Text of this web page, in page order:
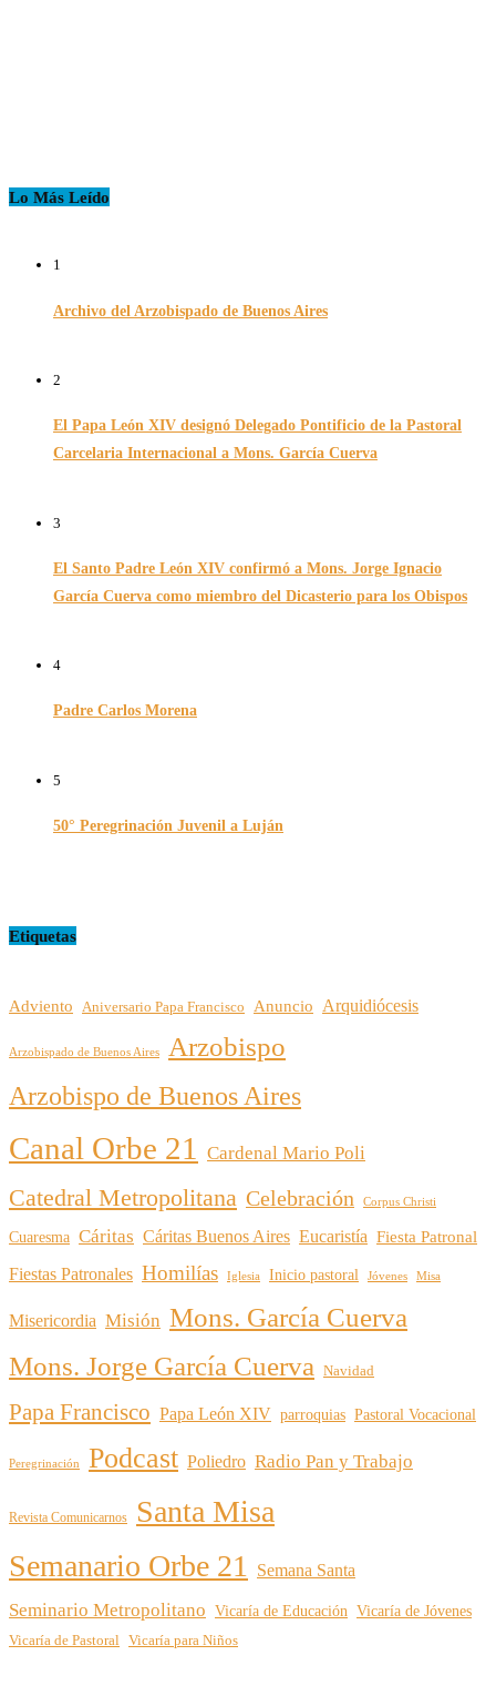
Lo Más Leído
1
Archivo del Arzobispado de Buenos Aires
2
El Papa León XIV designó Delegado Pontificio de la Pastoral
Carcelaria Internacional a Mons. García Cuerva
3
El Santo Padre León XIV confirmó a Mons. Jorge Ignacio
García Cuerva como miembro del Dicasterio para los Obispos
4
Padre Carlos Morena
5
50° Peregrinación Juvenil a Luján
Etiquetas
Adviento Aniversario Papa Francisco Anuncio Arquidiócesis
Arzobispado de Buenos Aires Arzobispo
Arzobispo de Buenos Aires
Canal Orbe 21 Cardenal Mario Poli
Catedral Metropolitana Celebración Corpus Christi
Cuaresma Cáritas Cáritas Buenos Aires Eucaristía Fiesta Patronal
Fiestas Patronales Homilías Iglesia Inicio pastoral Jóvenes Misa
Misericordia Misión Mons. García Cuerva
Mons. Jorge García Cuerva
Navidad
Papa Francisco Papa León XIV parroquias Pastoral Vocacional
Peregrinación Podcast Poliedro Radio Pan y Trabajo
Revista Comunicarnos
Santa Misa
Semanario Orbe 21 Semana Santa
Seminario Metropolitano Vicaría de Educación Vicaría de Jóvenes
Vicaría de Pastoral Vicaría para Niños